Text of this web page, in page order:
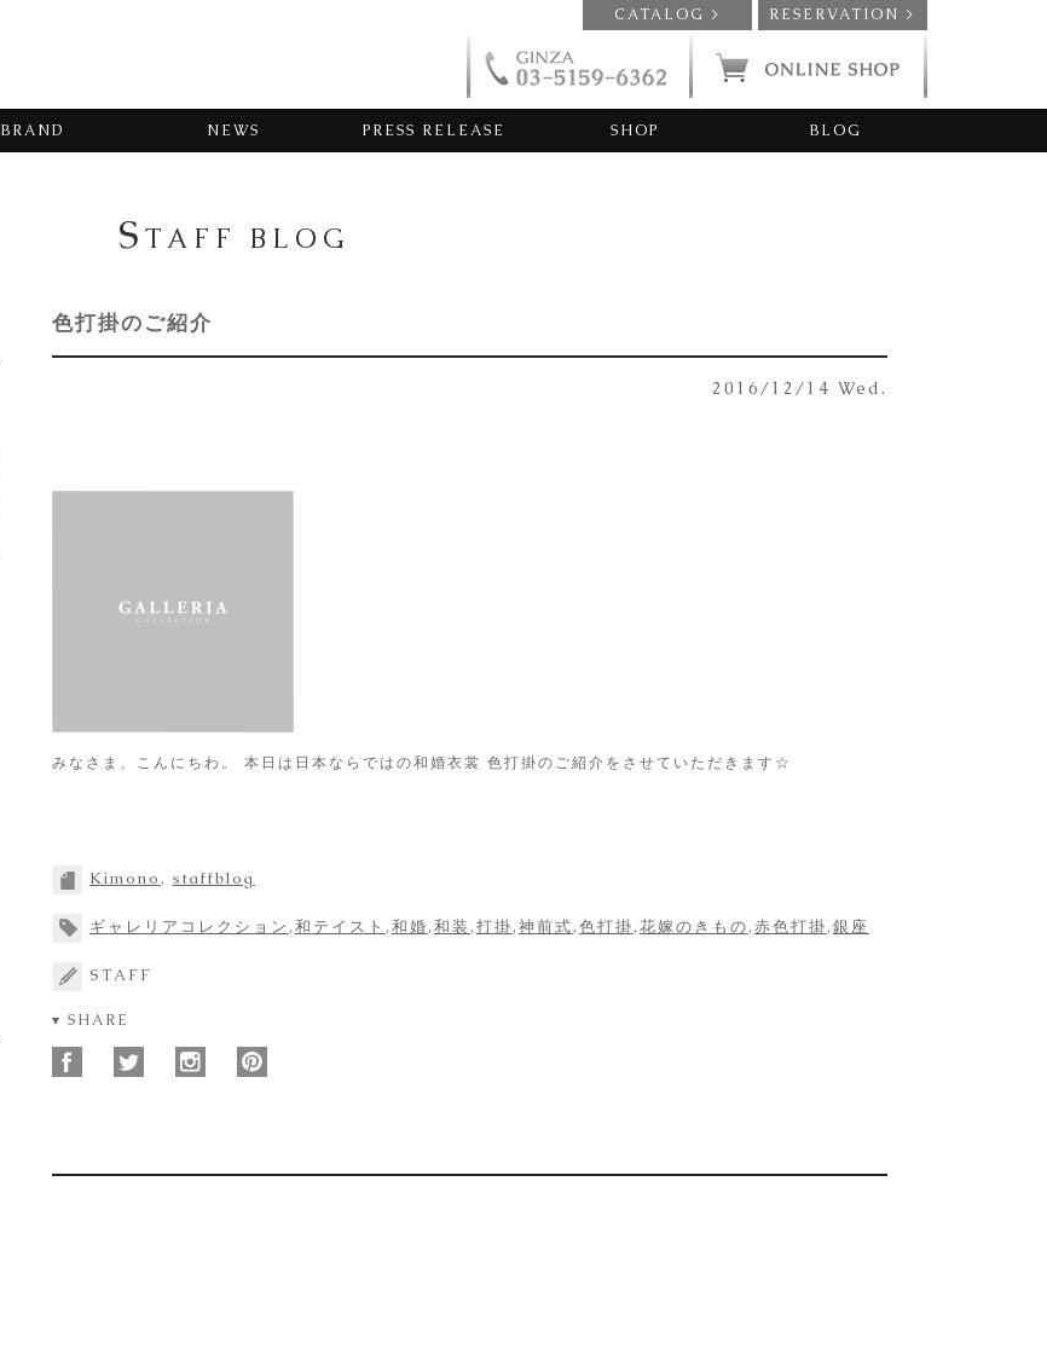
CATALOG > RESERVATION >
BRAND NEWS PRESS RELEASE SHOP BLOG
S TAFF BLOG
色打掛のご紹介
2016/12/14 Wed.
みなさま、こんにちわ。 本日は日本ならではの和婚衣裳 色打掛のご紹介をさせていただきます☆
Kimono , staffblog
ギャレリアコレクション ,和テイスト ,和婚,和装 ,打掛,神前式,色打掛,花嫁のきもの,赤色打掛,銀座
STAFF
▾ SHARE